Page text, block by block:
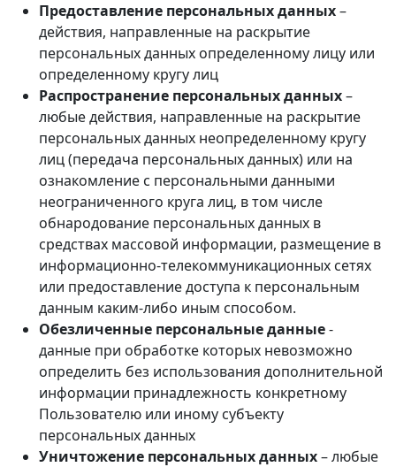
Предоставление персональных данных–
действия, направленные на раскрытие
персональных данных определенному лицу или
определенному кругу лиц
Распространение персональных данных–
любые действия, направленные на раскрытие
персональных данных неопределенному кругу
лиц (передача персональных данных) или на
ознакомление с персональными данными
неограниченного круга лиц, в том числе
обнародование персональных данных в
средствах массовой информации, размещение в
информационно-телекоммуникационных сетях
или предоставление доступа к персональным
данным каким-либо иным способом.
Обезличенные персональные данные-
данные при обработке которых невозможно
определить без использования дополнительной
информации принадлежность конкретному
Пользователю или иному субъекту
персональных данных
Уничтожение персональных данных– любые